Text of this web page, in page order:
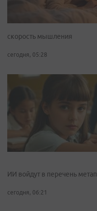
скорость мышления
сегодня, 05:28
ИИ войдут в перечень
сегодня, 06:21